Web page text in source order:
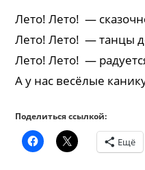
Лето! Лето! —
Лето! Лето! — танцы
Лето! Лето! —
А у нас весёлые
Поделиться ссылкой:
Ещё